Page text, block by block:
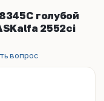
голубой
2552ci
вопрос